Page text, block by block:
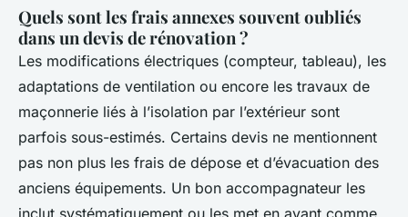
Quels sont les frais annexes souvent oubliés
dans un devis de rénovation ?
Les modifications électriques (compteur, tableau), les
adaptations de ventilation ou encore les travaux de
maçonnerie liés à l’isolation par l’extérieur sont
parfois sous-estimés. Certains devis ne mentionnent
pas non plus les frais de dépose et d’évacuation des
anciens équipements. Un bon accompagnateur les